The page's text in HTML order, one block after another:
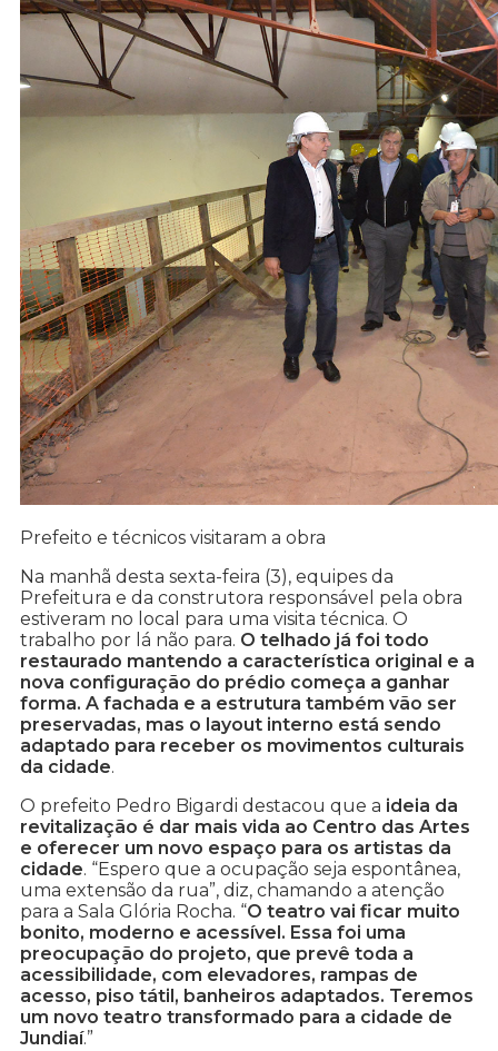
Prefeito e técnicos visitaram a obra
Na manhã desta sexta-feira (3), equipes da
Prefeitura e da construtora responsável pela obra
estiveram no local para uma visita técnica. O
trabalho por lá não para. O telhado já foi todo
restaurado mantendo a característica original e a
nova configuração do prédio começa a ganhar
forma. A fachada e a estrutura também vão ser
preservadas, mas o layout interno está sendo
adaptado para receber os movimentos culturais
da cidade.
O prefeito Pedro Bigardi destacou que a ideia da
revitalização é dar mais vida ao Centro das Artes
e oferecer um novo espaço para os artistas da
cidade. “Espero que a ocupação seja espontânea,
uma extensão da rua”, diz, chamando a atenção
para a Sala Glória Rocha. “O teatro vai ficar muito
bonito, moderno e acessível. Essa foi uma
preocupação do projeto, que prevê toda a
acessibilidade, com elevadores, rampas de
acesso, piso tátil, banheiros adaptados. Teremos
um novo teatro transformado para a cidade de
Jundiaí.”